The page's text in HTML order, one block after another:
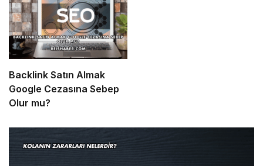
Backlink Satın Almak
Google Cezasına Sebep
Olur mu?